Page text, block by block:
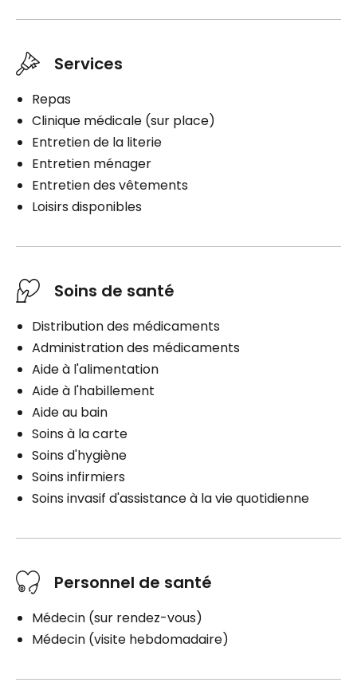
Services
Repas
Clinique médicale (sur place)
Entretien de la literie
Entretien ménager
Entretien des vêtements
Loisirs disponibles
Soins de santé
Distribution des médicaments
Administration des médicaments
Aide à l'alimentation
Aide à l'habillement
Aide au bain
Soins à la carte
Soins d'hygiène
Soins infirmiers
Soins invasif d'assistance à la vie quotidienne
Personnel de santé
Médecin (sur rendez-vous)
Médecin (visite hebdomadaire)